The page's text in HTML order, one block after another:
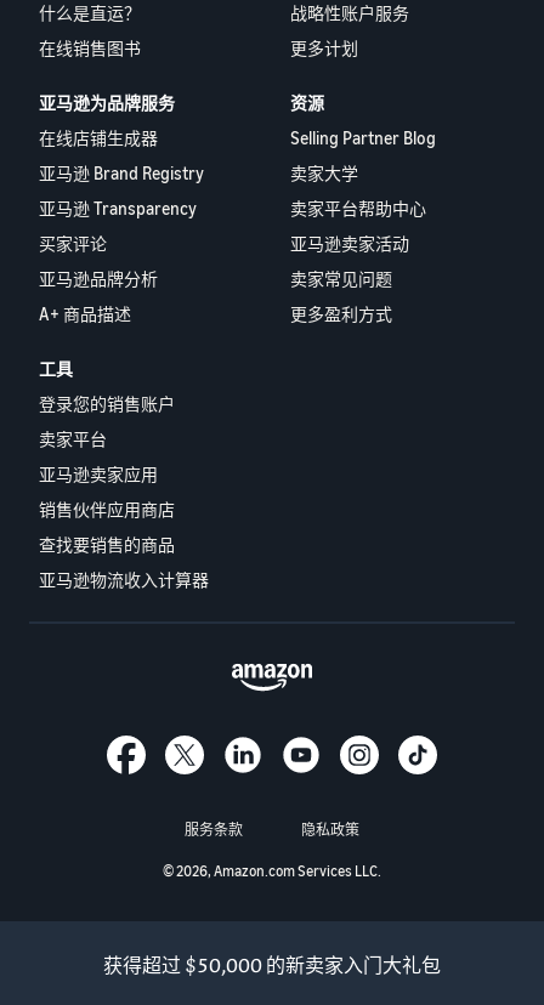
什么是直运？
在线销售图书
战略性账户服务
更多计划
亚马逊为品牌服务
在线店铺生成器
亚马逊 Brand Registry
亚马逊 Transparency
买家评论
亚马逊品牌分析
A+ 商品描述
资源
Selling Partner Blog
卖家大学
卖家平台帮助中心
亚马逊卖家活动
卖家常见问题
更多盈利方式
工具
登录您的销售账户
卖家平台
亚马逊卖家应用
销售伙伴应用商店
查找要销售的商品
亚马逊物流收入计算器
服务条款 隐私政策
© 2026, Amazon.com Services LLC.
获得超过 $50,000 的新卖家入门大礼包